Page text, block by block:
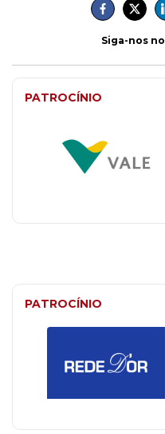
Siga-nos no
PATROCÍNIO
PATROCÍNIO